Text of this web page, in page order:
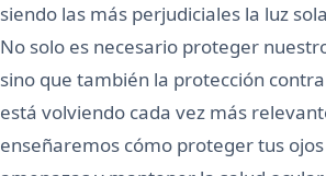
siendo las más perjudiciales la luz
No solo es necesario proteger
sino que también la protección
está volviendo cada vez más
enseñaremos cómo proteger tus